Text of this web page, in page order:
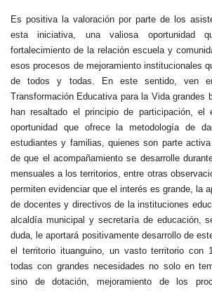
Es positiva la valoración por parte de los
esta iniciativa, una valiosa oportunidad
fortalecimiento de la relación escuela y
esos procesos de mejoramiento institucionales
de todos y todas. En este sentido, ven
Transformación Educativa para la Vida grandes
han resaltado el principio de participación, el
oportunidad que ofrece la metodología de
estudiantes y familias, quienes son parte
de que el acompañamiento se desarrolle
mensuales a los territorios, entre otras
permiten evidenciar que el interés es grande, la
de docentes y directivos de la instituciones
alcaldía municipal y secretaría de educación,
duda, le aportará positivamente desarrollo de
el territorio ituanguino, un vasto territorio con
todas con grandes necesidades no solo en
sino de dotación, mejoramiento de los